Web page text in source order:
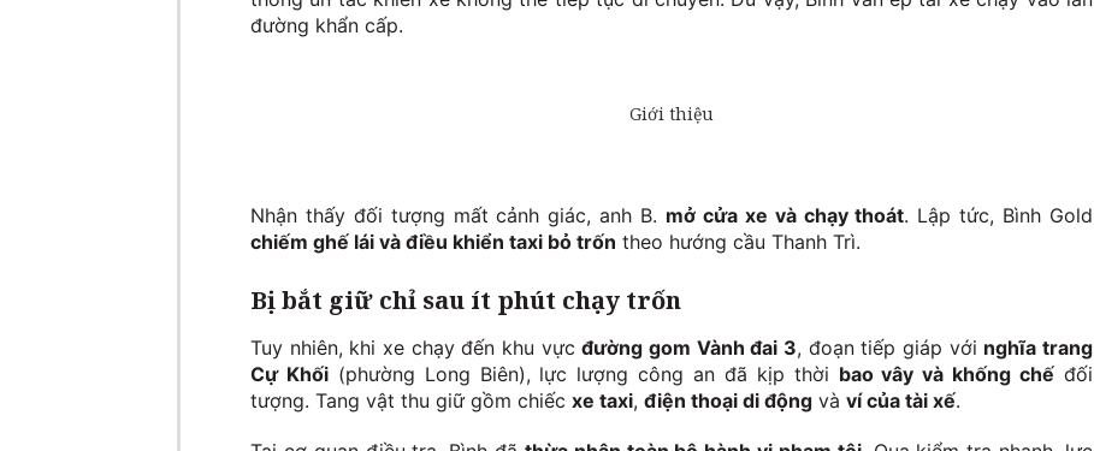
đường khẩn cấp.
Nhận thấy đối tượng mất cảnh giác, anh B. mở cửa xe và chạy thoát. Lập tức, Bình Gold
chiếm ghế lái và điều khiển taxi bỏ trốn theo hướng cầu Thanh Trì.
Bị bắt giữ chỉ sau ít phút chạy trốn
Tuy nhiên, khi xe chạy đến khu vựcđường gom Vành đai 3, đoạn tiếp giáp với nghĩa trang
Cự Khối(phường Long Biên), lực lượng công an đã kịp thời bao vây và khống chế đối
tượng. Tang vật thu giữ gồm chiếc xe taxi, điện thoại di động và ví của tài xế.